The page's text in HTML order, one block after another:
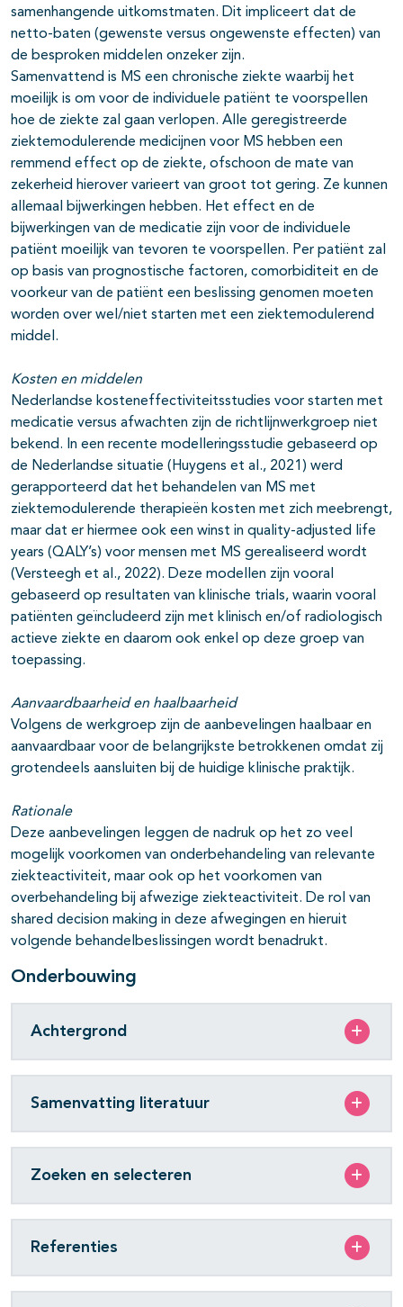
samenhangende uitkomstmaten. Dit impliceert dat de
netto-baten (gewenste versus ongewenste effecten) van
de besproken middelen onzeker zijn.
Samenvattend is MS een chronische ziekte waarbij het
moeilijk is om voor de individuele patiënt te voorspellen
hoe de ziekte zal gaan verlopen. Alle geregistreerde
ziektemodulerende medicijnen voor MS hebben een
remmend effect op de ziekte, ofschoon de mate van
zekerheid hierover varieert van groot tot gering. Ze kunnen
allemaal bijwerkingen hebben. Het effect en de
bijwerkingen van de medicatie zijn voor de individuele
patiënt moeilijk van tevoren te voorspellen. Per patiënt zal
op basis van prognostische factoren, comorbiditeit en de
voorkeur van de patiënt een beslissing genomen moeten
worden over wel/niet starten met een ziektemodulerend
middel.
Kosten en middelen
Nederlandse kosteneffectiviteitsstudies voor starten met
medicatie versus afwachten zijn de richtlijnwerkgroep niet
bekend. In een recente modelleringsstudie gebaseerd op
de Nederlandse situatie (Huygens et al., 2021) werd
gerapporteerd dat het behandelen van MS met
ziektemodulerende therapieën kosten met zich meebrengt,
maar dat er hiermee ook een winst in quality-adjusted life
years (QALY’s) voor mensen met MS gerealiseerd wordt
(Versteegh et al., 2022). Deze modellen zijn vooral
gebaseerd op resultaten van klinische trials, waarin vooral
patiënten geïncludeerd zijn met klinisch en/of radiologisch
actieve ziekte en daarom ook enkel op deze groep van
toepassing.
Aanvaardbaarheid en haalbaarheid
Volgens de werkgroep zijn de aanbevelingen haalbaar en
aanvaardbaar voor de belangrijkste betrokkenen omdat zij
grotendeels aansluiten bij de huidige klinische praktijk.
Rationale
Deze aanbevelingen leggen de nadruk op het zo veel
mogelijk voorkomen van onderbehandeling van relevante
ziekteactiviteit, maar ook op het voorkomen van
overbehandeling bij afwezige ziekteactiviteit. De rol van
shared decision making in deze afwegingen en hieruit
volgende behandelbeslissingen wordt benadrukt.
Onderbouwing
Achtergrond
Samenvatting literatuur
Zoeken en selecteren
Referenties